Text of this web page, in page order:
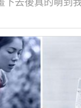
下去後真的萌到